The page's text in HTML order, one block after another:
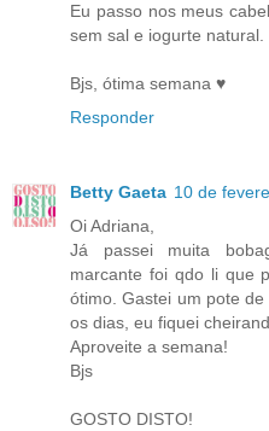
Eu passo nos meus
sem sal e iogurte natural.
Bjs, ótima semana ♥
Responder
Betty Gaeta 10 de
Oi Adriana,
Já passei muita
marcante foi qdo li que
ótimo. Gastei um pote
os dias, eu fiquei
Aproveite a semana!
Bjs
GOSTO DISTO!